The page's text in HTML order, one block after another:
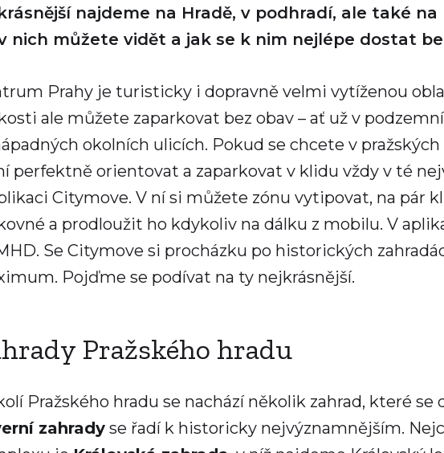
najdeme na Hradě, v podhradí, ale také
nich můžete vidět a jak se k nim nejlépe dostat
Prahy je turisticky i dopravně velmi vytíženou
ale můžete zaparkovat bez obav – ať už v
okolních ulicích. Pokud se chcete v
perfektně orientovat a zaparkovat v klidu vždy v té
Citymove. V ní si můžete zónu vytipovat, na pár
a prodloužit ho kdykoliv na dálku z mobilu. V
Se Citymove si procházku po historických
Pojďme se podívat na ty nejkrásnější.
Pražského hradu
Pražského hradu se nachází několik zahrad, které se
zahrady se řadí k historicky nejvýznamnějším.